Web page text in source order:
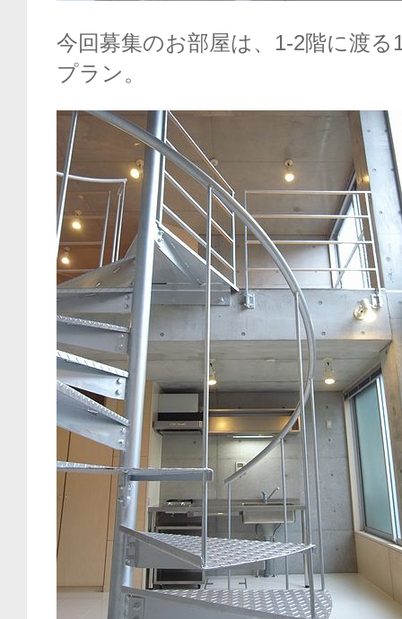
今回募集のお部屋は、1-2階に渡
プラン。